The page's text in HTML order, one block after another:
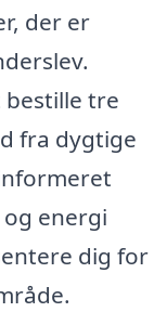
der er
tre
fra dygtige
energi
dig for